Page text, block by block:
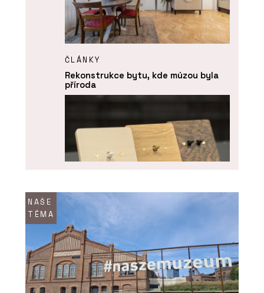
ČLÁNKY
Rekonstrukce bytu, kde múzou byla
příroda
PRODUKTY
Vypínače a zásuvky NEXA QUADRO -
OBZOR
NAŠE
TÉMA